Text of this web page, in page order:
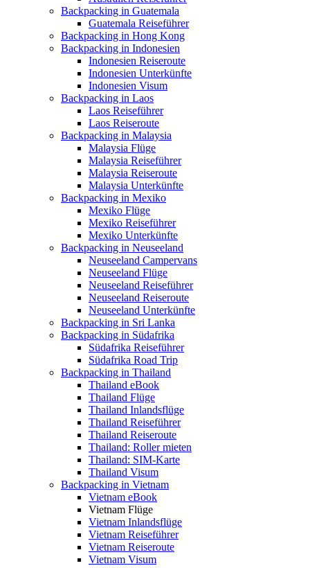
Backpacking in Guatemala
Guatemala Reiseführer
Backpacking in Hong Kong
Backpacking in Indonesien
Indonesien Reiseroute
Indonesien Unterkünfte
Indonesien Visum
Backpacking in Laos
Laos Reiseführer
Laos Reiseroute
Backpacking in Malaysia
Malaysia Flüge
Malaysia Reiseführer
Malaysia Reiseroute
Malaysia Unterkünfte
Backpacking in Mexiko
Mexiko Flüge
Mexiko Reiseführer
Mexiko Unterkünfte
Backpacking in Neuseeland
Neuseeland Campervans
Neuseeland Flüge
Neuseeland Reiseführer
Neuseeland Reiseroute
Neuseeland Unterkünfte
Backpacking in Sri Lanka
Backpacking in Südafrika
Südafrika Reiseführer
Südafrika Road Trip
Backpacking in Thailand
Thailand eBook
Thailand Flüge
Thailand Inlandsflüge
Thailand Reiseführer
Thailand Reiseroute
Thailand: Roller mieten
Thailand: SIM-Karte
Thailand Visum
Backpacking in Vietnam
Vietnam eBook
Vietnam Flüge
Vietnam Inlandsflüge
Vietnam Reiseführer
Vietnam Reiseroute
Vietnam Visum